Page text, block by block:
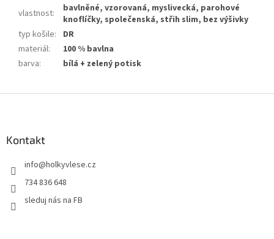
vlastnost:
bavlněné, vzorovaná, myslivecká, parohové
knoflíčky, společenská, střih slim, bez výšivky
typ košile:
DR
materiál:
100 % bavlna
barva: bílá + zelený potisk
Kontakt
info@holkyvlese.cz
734 836 648
sleduj nás na FB